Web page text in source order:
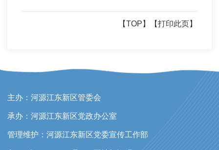
【TOP】 【打印此页】
主办：河源江东新区管委会
承办：河源江东新区党政办公室
管理维护：河源江东新区党委宣传工作部